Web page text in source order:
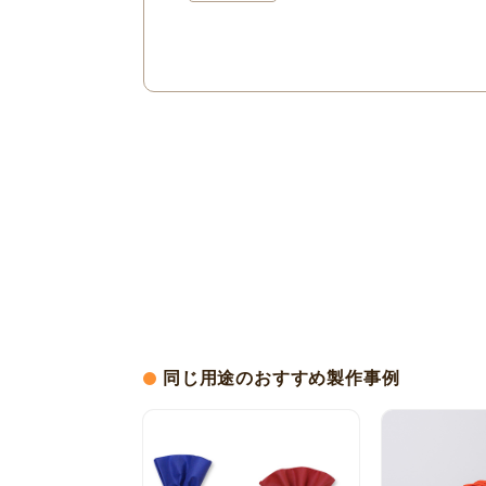
同じ用途のおすすめ製作事例